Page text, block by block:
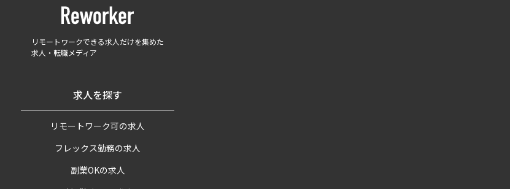
リモートワークできる求人だけを集めた
求人・転職メディア
求人を探す
リモートワーク可の求人
フレックス勤務の求人
副業OKの求人